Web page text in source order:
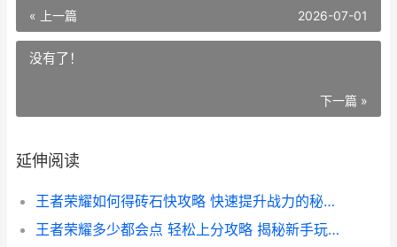
« 上一篇 2026-07-01
没有了！
下一篇 »
延伸阅读
王者荣耀如何得砖石快攻略 快速提升战力的秘诀解析
王者荣耀多少都会点 轻松上分攻略 揭秘新手玩家的必备技巧与装备选择